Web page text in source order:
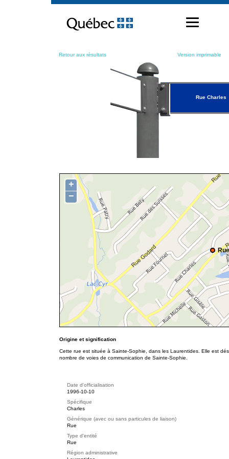
contenu
Retour aux résultats Version imprimable
Rue Charles
+
−
Origine et signification
Cette rue est située à Sainte-Sophie, dans les Laurentides. Elle est
nombre de voies de communication de Sainte-Sophie.
Date d'officialisation
1996-10-10
Spécifique
Charles
Générique (avec ou sans particules de liaison)
Rue
Type d'entité
Rue
Région administrative